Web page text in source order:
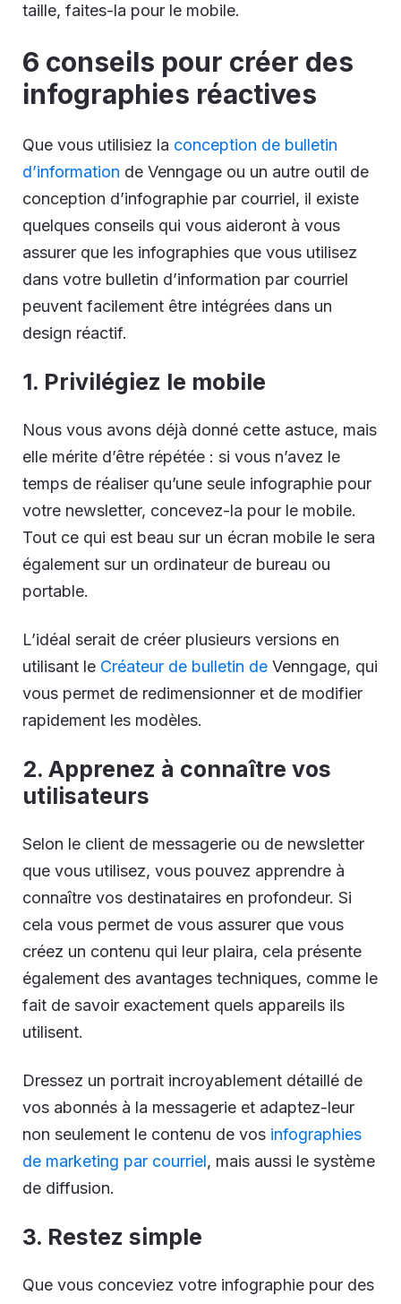
taille, faites-la pour le mobile.
6 conseils pour créer des
infographies réactives
Que vous utilisiez la conception de bulletin
d’information de Venngage ou un autre outil de
conception d’infographie par courriel, il existe
quelques conseils qui vous aideront à vous
assurer que les infographies que vous utilisez
dans votre bulletin d’information par courriel
peuvent facilement être intégrées dans un
design réactif.
1. Privilégiez le mobile
Nous vous avons déjà donné cette astuce, mais
elle mérite d’être répétée : si vous n’avez le
temps de réaliser qu’une seule infographie pour
votre newsletter, concevez-la pour le mobile.
Tout ce qui est beau sur un écran mobile le sera
également sur un ordinateur de bureau ou
portable.
L’idéal serait de créer plusieurs versions en
utilisant le Créateur de bulletin de Venngage, qui
vous permet de redimensionner et de modifier
rapidement les modèles.
2. Apprenez à connaître vos
utilisateurs
Selon le client de messagerie ou de newsletter
que vous utilisez, vous pouvez apprendre à
connaître vos destinataires en profondeur. Si
cela vous permet de vous assurer que vous
créez un contenu qui leur plaira, cela présente
également des avantages techniques, comme le
fait de savoir exactement quels appareils ils
utilisent.
Dressez un portrait incroyablement détaillé de
vos abonnés à la messagerie et adaptez-leur
non seulement le contenu de vos infographies
de marketing par courriel, mais aussi le système
de diffusion.
3. Restez simple
Que vous conceviez votre infographie pour des